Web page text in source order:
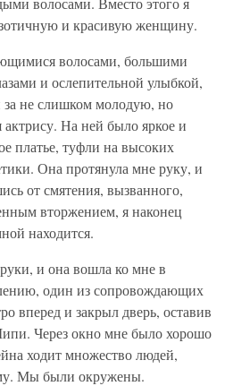
и красивую женщину.
волосами, большими
и ослепительной улыбкой,
за не слишком молодую, но
На ней было яркое и
платье, туфли на высоких
Она протянула мне руку, и
от смятения, вызванного,
вторжением, я наконец
находится.
и она вошла ко мне в
один из сопровождающих
вперед и закрыл дверь, оставив
Через окно мне было хорошо
ходит множество людей,
Мы были окружены.